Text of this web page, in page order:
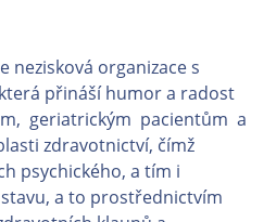
nezisková organizace s
přináší humor a radost
geriatrickým pacientům a
zdravotnictví, čímž
psychického, a tím i
a to prostřednictvím